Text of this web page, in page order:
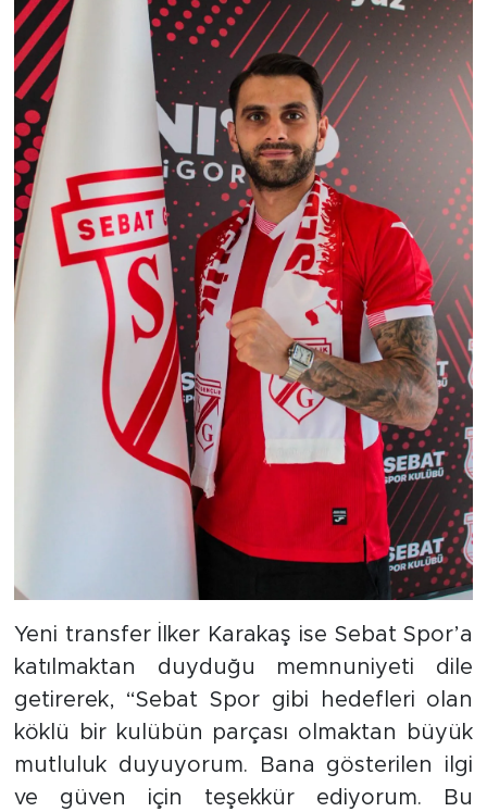
Yeni transfer İlker Karakaş ise Sebat Spor’a
katılmaktan duyduğu memnuniyeti dile
getirerek, “Sebat Spor gibi hedefleri olan
köklü bir kulübün parçası olmaktan büyük
mutluluk duyuyorum. Bana gösterilen ilgi
ve güven için teşekkür ediyorum. Bu